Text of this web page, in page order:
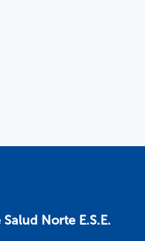
Norte E.S.E.